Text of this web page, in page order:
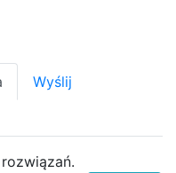
Wyślij